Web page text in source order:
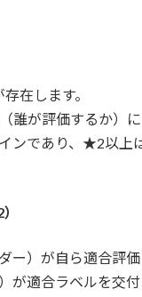
在します。
誰が評価するか）
ンであり、★2以上
）が自ら適合評
が適合ラベルを交付